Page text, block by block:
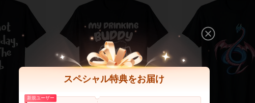
スペシャル特典をお届け
新規ユーザー